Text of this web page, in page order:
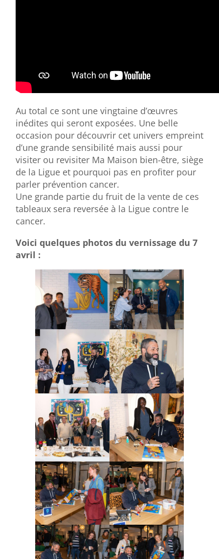
Au total ce sont une vingtaine d’œuvres
inédites qui seront exposées. Une belle
occasion pour découvrir cet univers empreint
d’une grande sensibilité mais aussi pour
visiter ou revisiter Ma Maison bien-être, siège
de la Ligue et pourquoi pas en profiter pour
parler prévention cancer.
Une grande partie du fruit de la vente de ces
tableaux sera reversée à la Ligue contre le
cancer.
Voici quelques photos du vernissage du 7
avril :